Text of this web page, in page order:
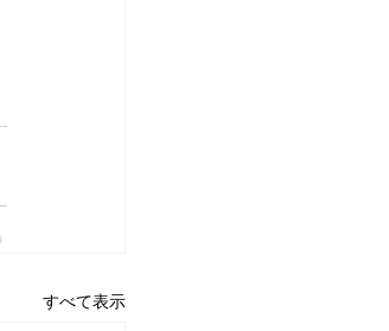
すべて表示